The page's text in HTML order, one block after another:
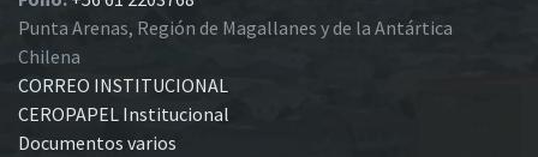
Punta Arenas, Región de Magallanes y de la Antártica
Chilena
CORREO INSTITUCIONAL
CEROPAPEL Institucional
Documentos varios